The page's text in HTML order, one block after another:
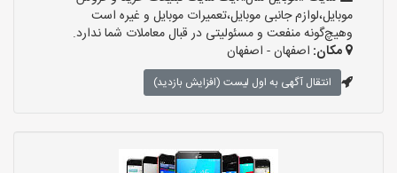
موبایل،لوازم جانبی موبایل،تعمیرات موبایل و غیره است
وهیچ‌گونه منفعت و مسئولیتی در قبال معاملات شما ندارد.
مکان: اصفهان - اصفهان
انتقال آگهی به اول لیست (افزایش بازدید)